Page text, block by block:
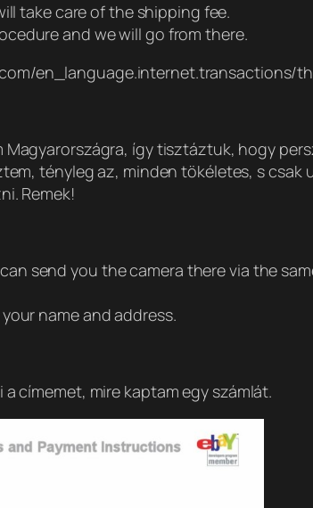
take care of the shipping fee.
and we will go from there.
en_language.internet.transactions/
így tisztáztuk, hogy
tényleg az, minden tökéletes, s
Remek!
send you the camera there via the
name and address.
címemet, mire kaptam egy számlát.